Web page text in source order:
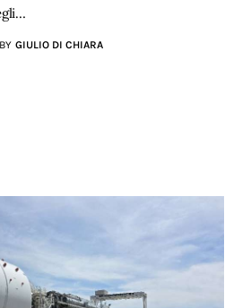
BY GIULIO DI CHIARA